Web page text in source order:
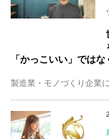
「かっこいい」では